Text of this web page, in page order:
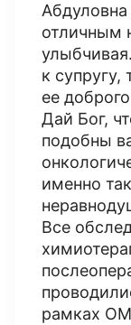
отличным
к супругу,
ее
Дай Бог,
подобны
именно
Все
рамках